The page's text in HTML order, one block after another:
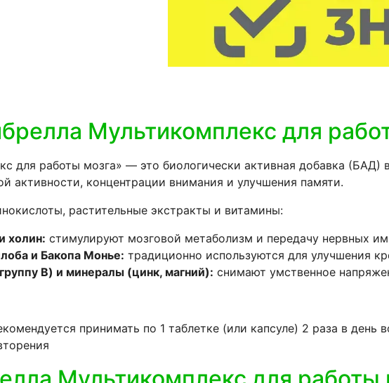
Мультикомплекс для
для работы мозга» — это биологически активная добавка (БАД)
активности, концентрации внимания и улучшения памяти.
растительные экстракты и витамины:
холин: стимулируют мозговой метаболизм и передачу нервных
и Бакопа Монье: традиционно используются для улучшения
B) и минералы (цинк, магний): снимают умственное
принимать по 1 таблетке (или капсуле) 2 раза в